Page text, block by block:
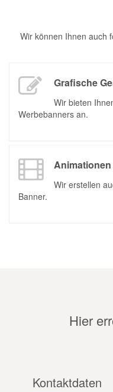
Wir können Ihnen auch
Grafische
Wir bieten
Werbebanners an.
Animationen
Wir erstellen
Banner.
Hier
Kontaktdaten